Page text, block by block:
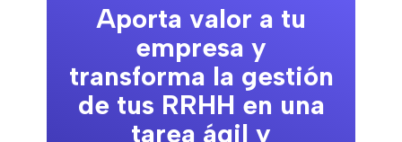
Aporta valor a tu
empresa y
transforma la gestión
de tus RRHH en una
tarea ágil y